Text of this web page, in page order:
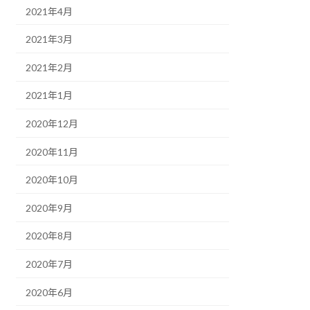
2021年4月
2021年3月
2021年2月
2021年1月
2020年12月
2020年11月
2020年10月
2020年9月
2020年8月
2020年7月
2020年6月